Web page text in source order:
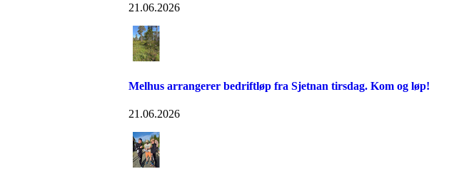
21.06.2026
Melhus arrangerer bedriftløp fra Sjetnan tirsdag. Kom og løp!
21.06.2026